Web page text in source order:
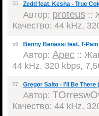
55 Zedd feat. Kesha - True
Автор: proteus ::
Качество: 44 kHz,
56 Benny Benassi feat. T-
Автор: Apec ::
44 kHz, 320 kbps,
57 Gregor Salto - I'll Be There
Автор:
Качество: 44 kHz,